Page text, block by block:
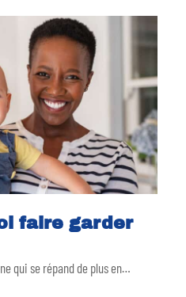
faire garder
qui se répand de plus en…